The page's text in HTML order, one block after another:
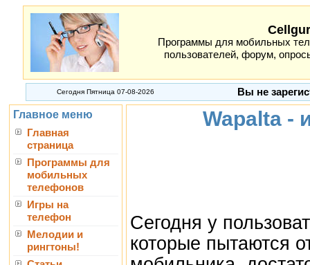
Программы для мобильных
пользователей, форум,
Сегодня Пятница 07-08-2026 Вы не
Главное меню
Главная
страница
Программы для
мобильных
телефонов
Игры на
телефон
Мелодии и
рингтоны!
Wapalta -
Сегодня у
которые пытаются